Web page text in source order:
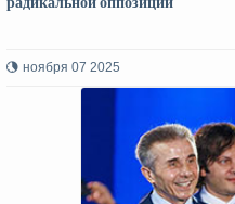
ноября 07 2025